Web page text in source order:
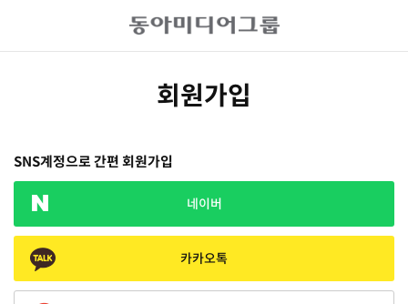
회원가입
SNS계정으로 간편 회원가입
네이버
카카오톡